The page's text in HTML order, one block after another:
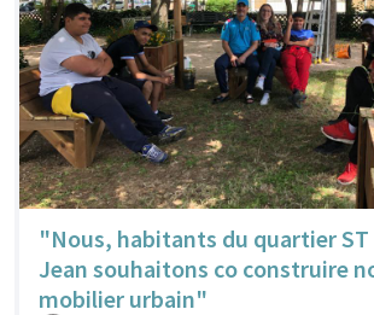
"Nous, habitants du quartier ST
Jean souhaitons co construire
mobilier urbain"